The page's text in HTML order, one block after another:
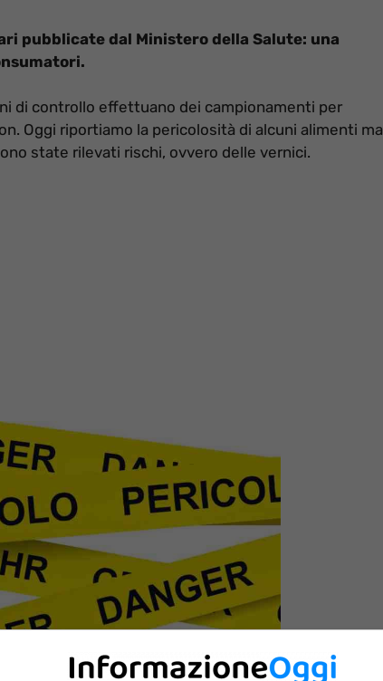
pubblicate dal Ministero della Salute: una
di controllo effettuano dei campionamenti per
Oggi riportiamo la pericolosità di alcuni alimenti ma
state rilevati rischi, ovvero delle vernici.